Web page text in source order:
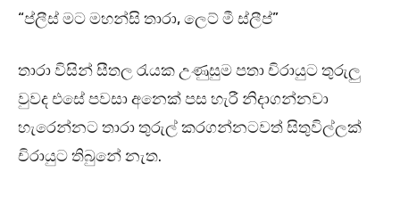
“ප්ලීස් මට මහන්සි තාරා, ලෙට් මී ස්ලීප්”
තාරා විසින් සීතල රැයක උණුසුම පතා චිරායුට තුරුලු
වුවද එසේ පවසා අනෙක් පස හැරී නිදාගන්නවා
හැරෙන්නට තාරා තුරුල් කරගන්නටවත් සිතුවිල්ලක්
චිරායුට තිබුනේ නැත.